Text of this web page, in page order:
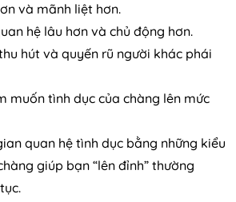
và mãnh liệt hơn.
hệ lâu hơn và chủ động hơn.
hút và quyến rũ người khác phái
muốn tình dục của chàng lên mức
quan hệ tình dục bằng những kiểu
giúp bạn “lên đỉnh” thường